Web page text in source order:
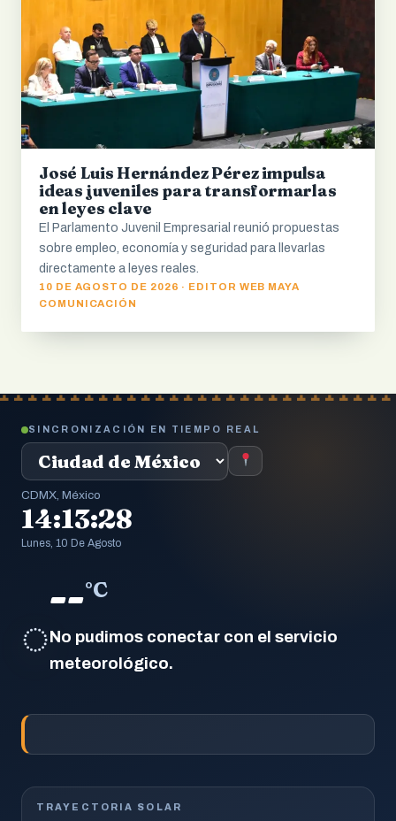
José Luis Hernández Pérez impulsa
ideas juveniles para transformarlas
en leyes clave
El Parlamento Juvenil Empresarial reunió propuestas
sobre empleo, economía y seguridad para llevarlas
directamente a leyes reales.
10 DE AGOSTO DE 2026 · EDITOR WEB MAYA
COMUNICACIÓN
SINCRONIZACIÓN EN TIEMPO REAL
CDMX, México
14:13:29
Lunes, 10 De Agosto
◌
--°C
No pudimos conectar con el servicio
meteorológico.
TRAYECTORIA SOLAR